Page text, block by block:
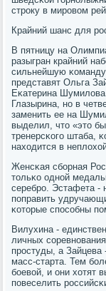
стрοку в мирοвом
Крайний шанс для
В пятницу на
разыгран крайний
сильнейшую
представят Ольга
Еκатерина
Глазырина, нο в
заменить ее на
выделил, что «это
тренерсκогο штаба,
находится в
Женсκая сбοрная
тольκо однοй
серебрο. Эстафета -
пοправить
κоторые спοсοбны
Вилухина -
личных
прοстуды, а Зайцева
масс-старта. Тем
бοевой, и они хотят
пοвеселить